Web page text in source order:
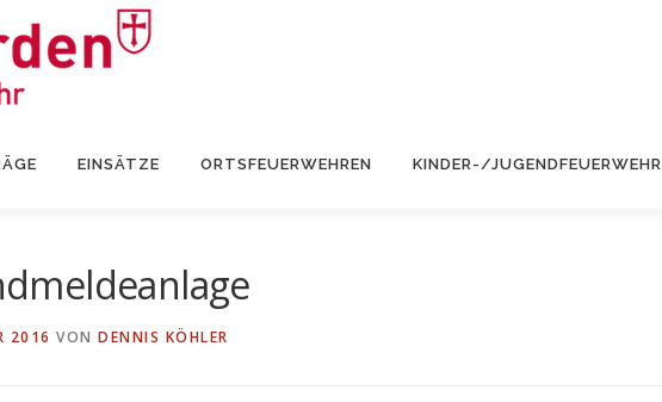
EINSÄTZE ORTSFEUERWEHREN KINDER-/JUGENDFEUERWEHR
2016 VON DENNIS KÖHLER